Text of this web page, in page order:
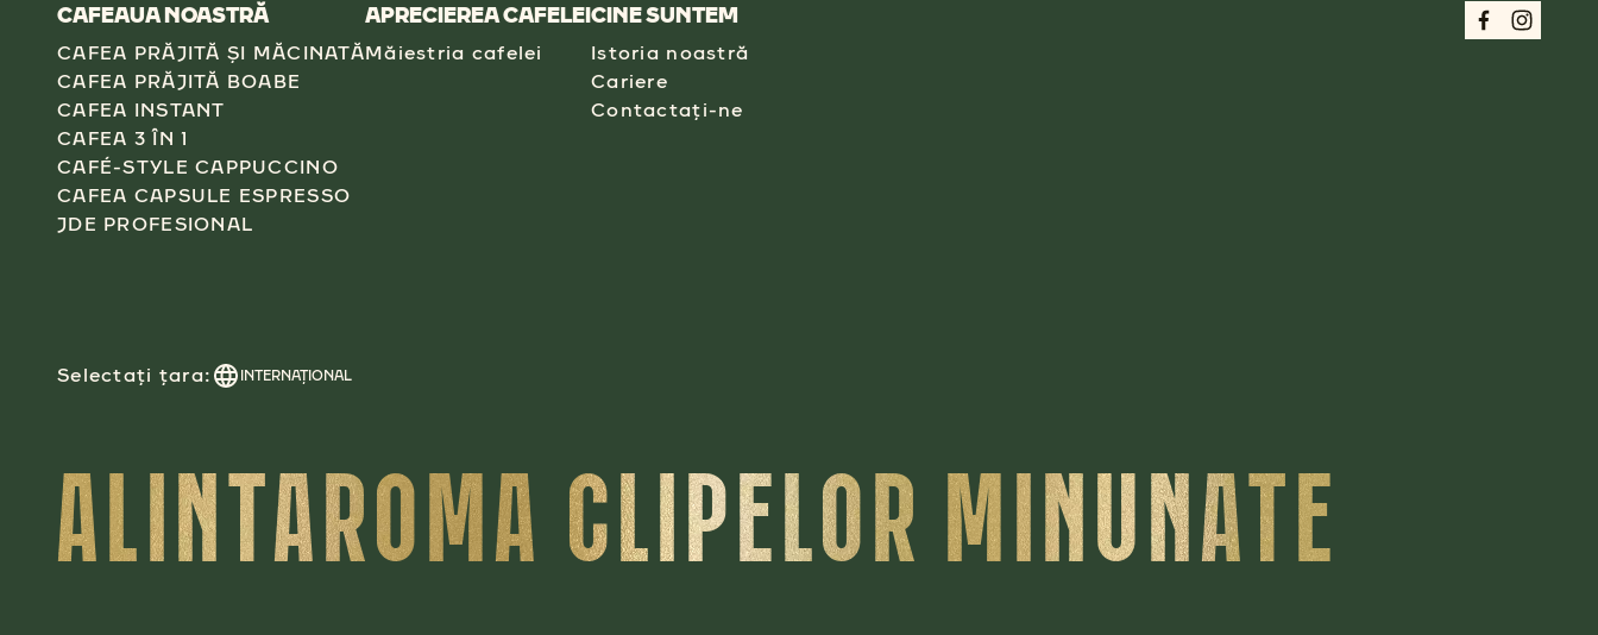
CAFEAUA NOASTRĂ
CAFEA PRĂJITĂ ŞI MĂCINATĂ
CAFEA PRĂJITĂ BOABE
CAFEA INSTANT
CAFEA 3 ÎN 1
CAFÉ-STYLE CAPPUCCINO
CAFEA CAPSULE ESPRESSO
JDE PROFESIONAL
APRECIEREA CAFELEI
Măiestria cafelei
CINE SUNTEM
Istoria noastră
Cariere
Contactați-ne
Selectați țara: INTERNAŢIONAL
ALINTAROMA CLIPELOR MINUNATE